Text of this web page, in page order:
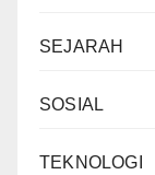
SEJARAH
SOSIAL
TEKNOLOGI